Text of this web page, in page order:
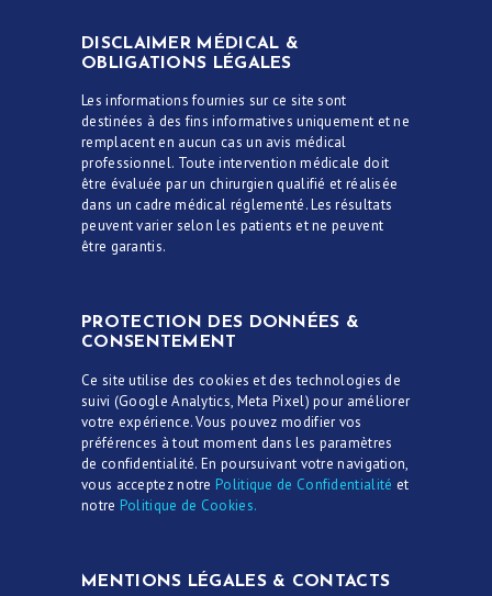
DISCLAIMER MÉDICAL &
OBLIGATIONS LÉGALES
Les informations fournies sur ce site sont
destinées à des fins informatives uniquement et ne
remplacent en aucun cas un avis médical
professionnel. Toute intervention médicale doit
être évaluée par un chirurgien qualifié et réalisée
dans un cadre médical réglementé. Les résultats
peuvent varier selon les patients et ne peuvent
être garantis.
PROTECTION DES DONNÉES &
CONSENTEMENT
Ce site utilise des cookies et des technologies de
suivi (Google Analytics, Meta Pixel) pour améliorer
votre expérience. Vous pouvez modifier vos
préférences à tout moment dans les paramètres
de confidentialité. En poursuivant votre navigation,
vous acceptez notre Politique de Confidentialité et
notre Politique de Cookies.
MENTIONS LÉGALES & CONTACTS